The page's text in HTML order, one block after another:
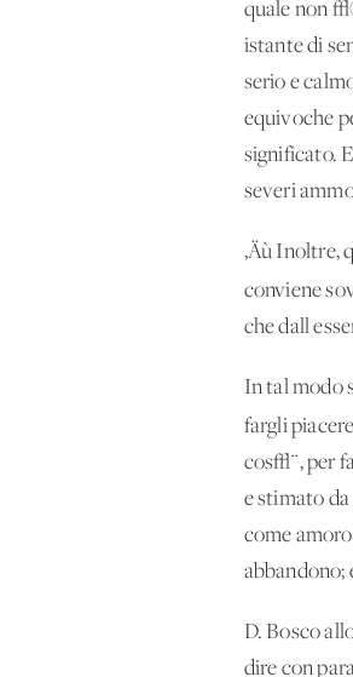
quale non
istante di
serio e
equivoche
significato.
severi
‚Äù Inoltre,
conviene
che
In tal modo
fargli
cos√¨, per
e stimato
come
abbandono;
D. Bosco
dire con